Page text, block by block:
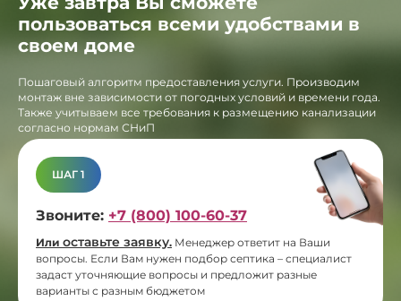
пользоваться всеми удобствами в
своем доме
Пошаговый алгоритм предоставления услуги. Производим
монтаж вне зависимости от погодных условий и времени года.
Также учитываем все требования к размещению канализации
согласно нормам СНиП
ШАГ 1
Звоните: +7 (800) 100-60-37
Или оставьте заявку. Менеджер ответит на Ваши
вопросы. Если Вам нужен подбор септика – специалист
задаст уточняющие вопросы и предложит разные
варианты с разным бюджетом